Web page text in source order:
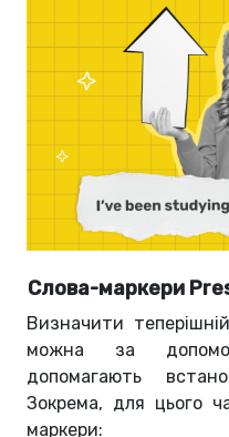
Слова-маркери
Визначити
можна за
допомагають
Зокрема, для цього
маркери: